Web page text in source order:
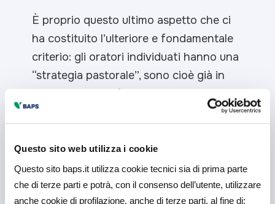
Questo sito web utilizza i cookie
Questo sito baps.it utilizza cookie tecnici sia di prima parte
che di terze parti e potrà, con il consenso dell’utente, utilizzare
anche cookie di profilazione, anche di terze parti, al fine di:
È proprio questo ultimo aspetto che ci
ha costituito l’ulteriore e fondamentale
criterio: gli oratori individuati hanno una
“strategia pastorale”, sono cioè già in
atto esperienze formative che dalla
connessione potrà trarre giovamento,
Il compito della selezione delle diocesi è
stato assolto con la collaborazione
dell’Ufficio regionale per i Giovani della